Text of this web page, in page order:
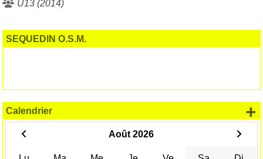
U13 (2014)
SEQUEDIN O.S.M.
Calendrier
Août 2026
+